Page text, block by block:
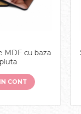
MDF cu baza
CONT